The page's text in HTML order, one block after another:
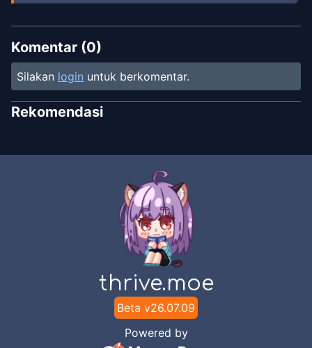
Komentar (0)
Silakan login untuk berkomentar.
Rekomendasi
thrive.moe
Beta v26.07.09
Powered by